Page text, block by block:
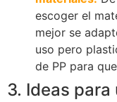
escoger el
mejor se
uso pero
de PP para
3. Ideas